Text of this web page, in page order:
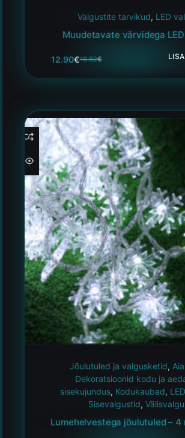
Valgustite tarvikud, LED
Muudetavate värvidega
16.82€
12.90€
Jõulutuled ja valgusketid,
Dekoratsioonid kodu ja
sisekujundus, Kodukaubad,
Sisevalgustid,
Lumehelvestega jõulutuled – 4